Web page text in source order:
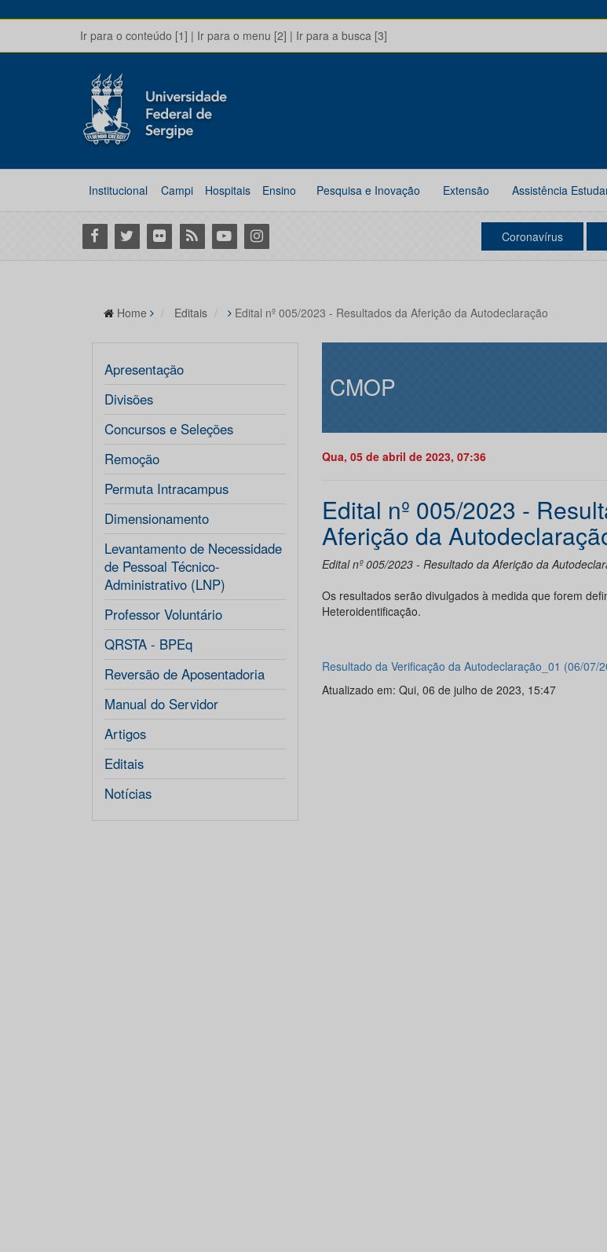
Ir para o conteúdo [1] | Ir para o menu [2] | Ir para a busca [3]
Institucional Campi Hospitais Ensino Pesquisa e Inovação Extensão Assistência
Facebook
Twitter Flickr RSS YoutubeInstagram Coronavírus
Home Editais Edital nº 005/2023 - Resultados da Aferição da Autodeclaração
Apresentação
Divisões
Concursos e Seleções
Remoção
Permuta Intracampus
Dimensionamento
Levantamento de Necessidade
de Pessoal Técnico-
Administrativo (LNP)
Professor Voluntário
QRSTA - BPEq
Reversão de Aposentadoria
Manual do Servidor
Artigos
Editais
Notícias
CMOP
Qua, 05 de abril de 2023, 07:36
Edital nº 005/2023 -
Aferição da
Edital nº 005/2023 - Resultado da Aferição da
Os resultados serão divulgados à medida que forem
Heteroidentificação.
Resultado da Verificação da Autodeclaração_01 (06/07/
Atualizado em: Qui, 06 de julho de 2023, 15:47